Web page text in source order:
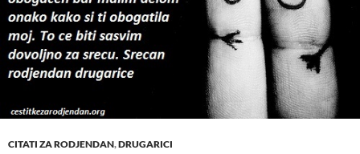
CITATI ZA RODJENDAN,DRUGARICI